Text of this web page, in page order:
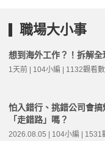
職場大小事
想到海外工作？！拆解
1天前 | 104小編 | 1132觀看數
怕入錯行、挑錯公司會
「走錯路」嗎？
2026.08.05 | 104小編 | 1531